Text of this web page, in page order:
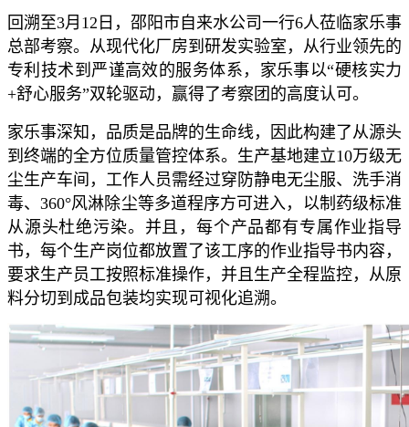
回溯至3月12日，邵阳市自来水公司一行6人莅临家乐事
总部考察。从现代化厂房到研发实验室，从行业领先的
专利技术到严谨高效的服务体系，家乐事以“硬核实力
+舒心服务”双轮驱动，赢得了考察团的高度认可。
家乐事深知，品质是品牌的生命线，因此构建了从源头
到终端的全方位质量管控体系。生产基地建立10万级无
尘生产车间，工作人员需经过穿防静电无尘服、洗手消
毒、360°风淋除尘等多道程序方可进入，以制药级标准
从源头杜绝污染。并且，每个产品都有专属作业指导
书，每个生产岗位都放置了该工序的作业指导书内容，
要求生产员工按照标准操作，并且生产全程监控，从原
料分切到成品包装均实现可视化追溯。